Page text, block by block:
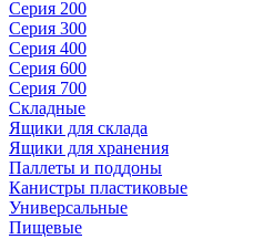
Серия 200
Серия 300
Серия 400
Серия 600
Серия 700
Складные
Ящики для склада
Ящики для хранения
Паллеты и поддоны
Канистры пластиковые
Универсальные
Пищевые